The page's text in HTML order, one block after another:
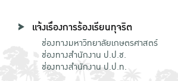
แจ้งเรื่องการร้องเรียนทุจริต
ช่องทางมหาวิทยาลัยเกษตรศาสตร์
ช่องทางสำนักงาน ป.ป.ช.
ช่องทางสำนักงาน ป.ป.ท.